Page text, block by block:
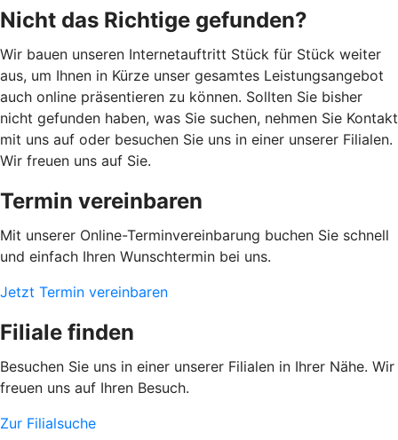
Nicht das Richtige gefunden?
Wir bauen unseren Internetauftritt Stück für Stück weiter
aus, um Ihnen in Kürze unser gesamtes Leistungsangebot
auch online präsentieren zu können. Sollten Sie bisher
nicht gefunden haben, was Sie suchen, nehmen Sie Kontakt
mit uns auf oder besuchen Sie uns in einer unserer Filialen.
Wir freuen uns auf Sie.
Termin vereinbaren
Mit unserer Online-Terminvereinbarung buchen Sie schnell
und einfach Ihren Wunschtermin bei uns.
Jetzt Termin vereinbaren
Filiale finden
Besuchen Sie uns in einer unserer Filialen in Ihrer Nähe. Wir
freuen uns auf Ihren Besuch.
Zur Filialsuche